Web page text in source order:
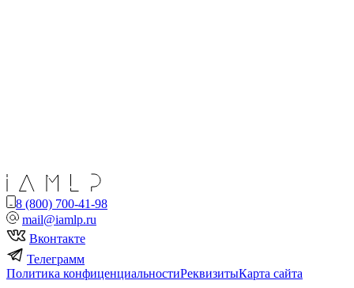
8 (800) 700-41-98
mail@iamlp.ru
Вконтакте
Телеграмм
Политика конфиценциальностиРеквизитыКарта сайта